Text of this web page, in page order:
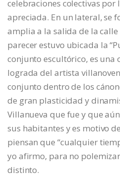
celebraciones colectivas por
apreciada. En un lateral, se
amplia a la salida de la calle
parecer estuvo ubicada la
conjunto escultórico, es una
lograda del artista
conjunto dentro de los
de gran plasticidad y
Villanueva que fue y que
sus habitantes y es motivo
piensan que “cualquier
yo afirmo, para no
distinto.